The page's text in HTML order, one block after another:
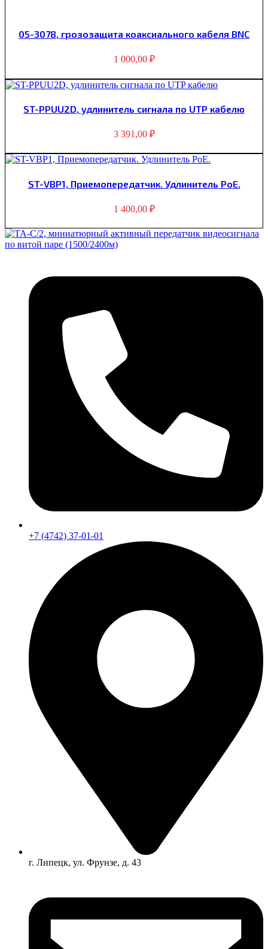
05-3078, грозозащита коаксиального кабеля BNC
1 000,00 ₽
ST-PPUU2D, удлинитель сигнала по UTP кабелю
3 391,00 ₽
ST-VBP1, Приемопередатчик. Удлинитель PoE.
1 400,00 ₽
+7 (4742) 37-01-01
г. Липецк, ул. Фрунзе, д. 43